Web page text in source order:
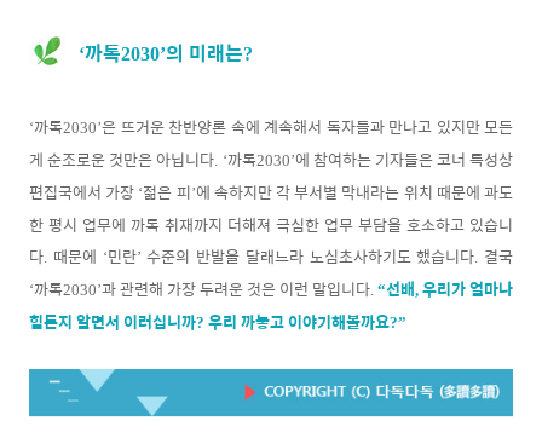
‘까톡2030’의 미래는?
‘까톡2030’은 뜨거운 찬반양론 속에 계속해서 독자들과 만나고 있지만 모든
게 순조로운 것만은 아닙니다 . ‘까톡2030’에 참여하는 기자들은 코너 특성상
편집국에서 가장 ‘젊은 피’에 속하지만 각 부서별 막내라는 위치 때문에 과도
한 평시 업무에 까톡 취재까지 더해져 극심한 업무 부담을 호소하고 있습니
다 때문에 ‘민란’수준의 반발을 달래느라 노심초사하기도 했습니다 결국
‘까톡2030’과 관련해 가장 두려운 것은 이런 말입니다 “선배, 우리가 얼마나
힘든지 알면서 이러십니까? 우리 까놓고 이야기해볼까요?”